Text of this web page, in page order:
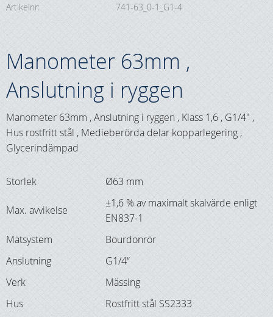
Artikelnr
741-63_0-1_G1-4
Manometer 63mm ,
Anslutning i ryggen
Manometer 63mm , Anslutning i ryggen , Klass 1,6 , G1/4" ,
Hus rostfritt stål , Medieberörda delar kopparlegering ,
Glycerindämpad
Storlek Ø63 mm
Max. avvikelse
±1,6 % av maximalt skalvärde enligt
EN837-1
Mätsystem
Bourdonrör
Anslutning
G1/4“
Verk
Mässing
Hus
Rostfritt stål SS2333